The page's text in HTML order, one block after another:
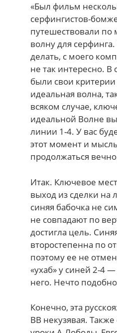
«Был фильм
серфингистов-
путешествовали
волну для
делать, с моего
не так интересно. В
были свои критерии
идеальная волна,
всяком случае,
идеальной Волне
линии 1-4. У вас
этот момент и
продолжаться
Итак. Ключевое
выход из сделки на
синяя бабочка не
не совпадают по
достигла цель.
второстепенна по
поэтому ее не
«ухаб» у синей 2-4
него. Нечто
Конечно, эта
ВВ некузявая.